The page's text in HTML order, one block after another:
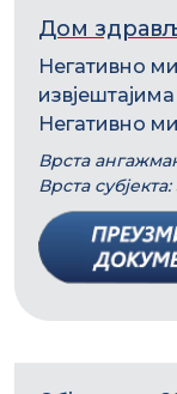
Дом
Негативно
извјештајима
Негативно
Врста
Врста